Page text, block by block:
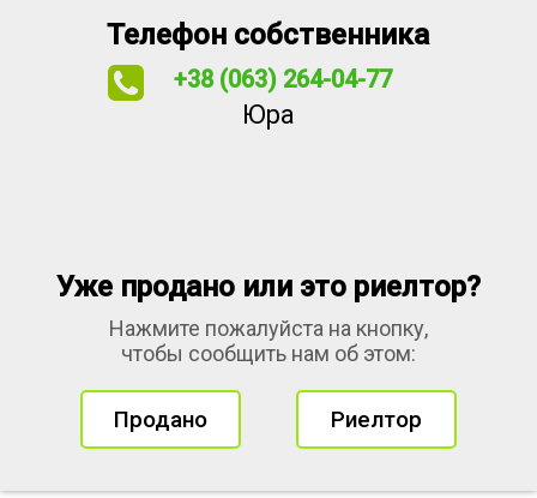
Телефон собственника
+38 (063) 264-04-77
Юра
Уже продано или это риелтор?
Нажмите пожалуйста на кнопку,
чтобы сообщить нам об этом:
Продано Риелтор